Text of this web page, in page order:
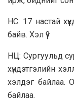
НС: 17 настай
байв. Хэл үү?
НЦ: Сургуульд
хүндэтгэлийн
хэлдэг байлаа.
байлаа.